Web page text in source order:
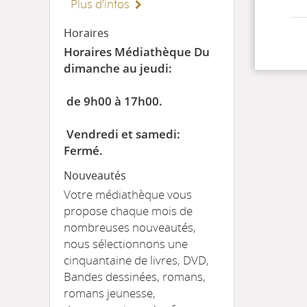
Plus d'infos
Horaires
Horaires Médiathèque Du
dimanche au jeudi:
de 9h00 à 17h00.
Vendredi et samedi:
Fermé.
Nouveautés
Votre médiathèque vous
propose chaque mois de
nombreuses nouveautés,
nous sélectionnons une
cinquantaine de livres, DVD,
Bandes dessinées, romans,
romans jeunesse,